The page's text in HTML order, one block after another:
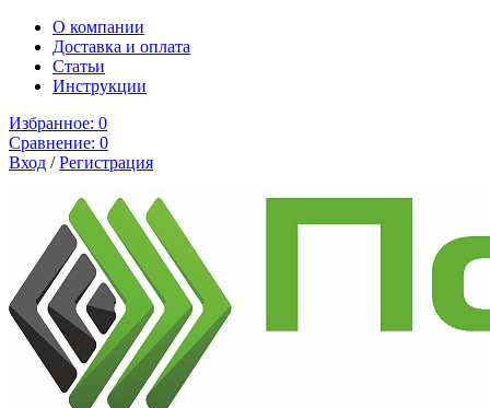
О компании
Доставка и оплата
Cтатьи
Инструкции
Избранное: 0
Сравнение: 0
Вход /Регистрация